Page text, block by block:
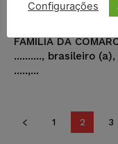
MODELOS DE PETIÇÃO
FAMÍLIA DA
.........., brasileiro
.....,...
1 2 3
Configurações